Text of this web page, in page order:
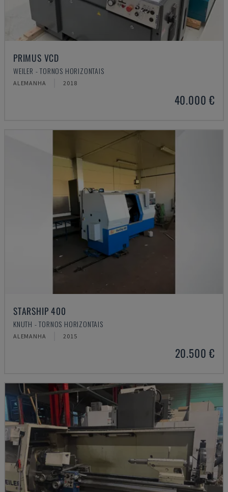
PRIMUS VCD
WEILER - TORNOS HORIZONTAIS
ALEMANHA 2018
40.000 €
STARSHIP 400
KNUTH - TORNOS HORIZONTAIS
ALEMANHA 2015
20.500 €